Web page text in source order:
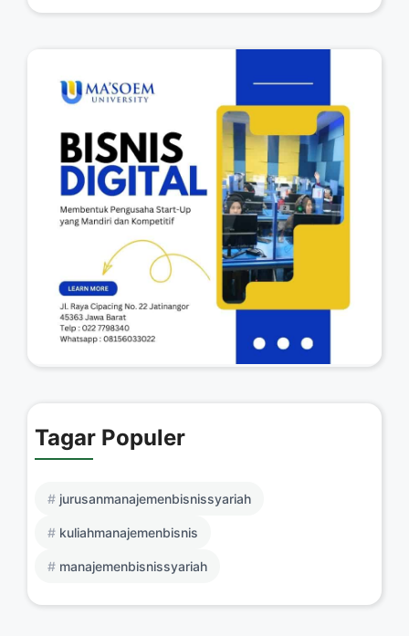
Tagar Populer
jurusanmanajemenbisnissyariah
kuliahmanajemenbisnis
manajemenbisnissyariah